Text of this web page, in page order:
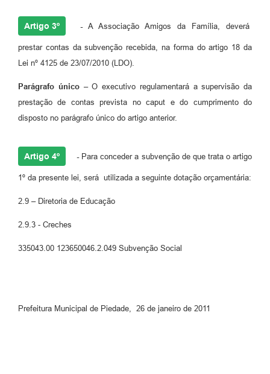
Artigo 3º -A Associação Amigos da Família, deverá
prestar contas da subvenção recebida, na forma do artigo 18 da
Lei nº 4125 de 23/07/2010 (LDO).
Parágrafo único– O executivo regulamentará a supervisão da
prestação de contas prevista no caput e do cumprimento do
disposto no parágrafo único do artigo anterior.
Artigo 4º - Para conceder a subvenção de que trata o artigo
1º da presente lei, será utilizada a seguinte dotação orçamentária:
2.9 – Diretoria de Educação
2.9.3 - Creches
335043.00 123650046.2.049 Subvenção Social
Prefeitura Municipal de Piedade, 26 de janeiro de 2011